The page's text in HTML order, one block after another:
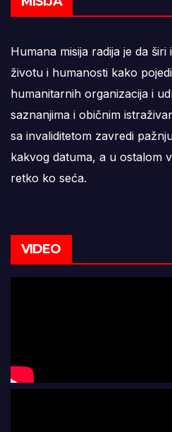
Humana misija radija je da
životu i humanosti kako
humanitarnih organizacija i
saznanjima i običnim
sa invaliditetom zavredi
kakvog datuma, a u ostalom
retko ko seća.
VIDEO